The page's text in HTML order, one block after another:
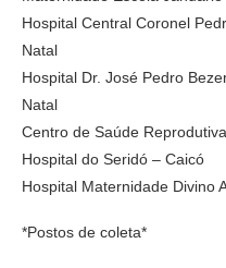
Hospital Central Coronel
Natal
Hospital Dr. José Pedro
Natal
Centro de Saúde
Hospital do Seridó – Caicó
Hospital Maternidade Divino
*Postos de coleta*